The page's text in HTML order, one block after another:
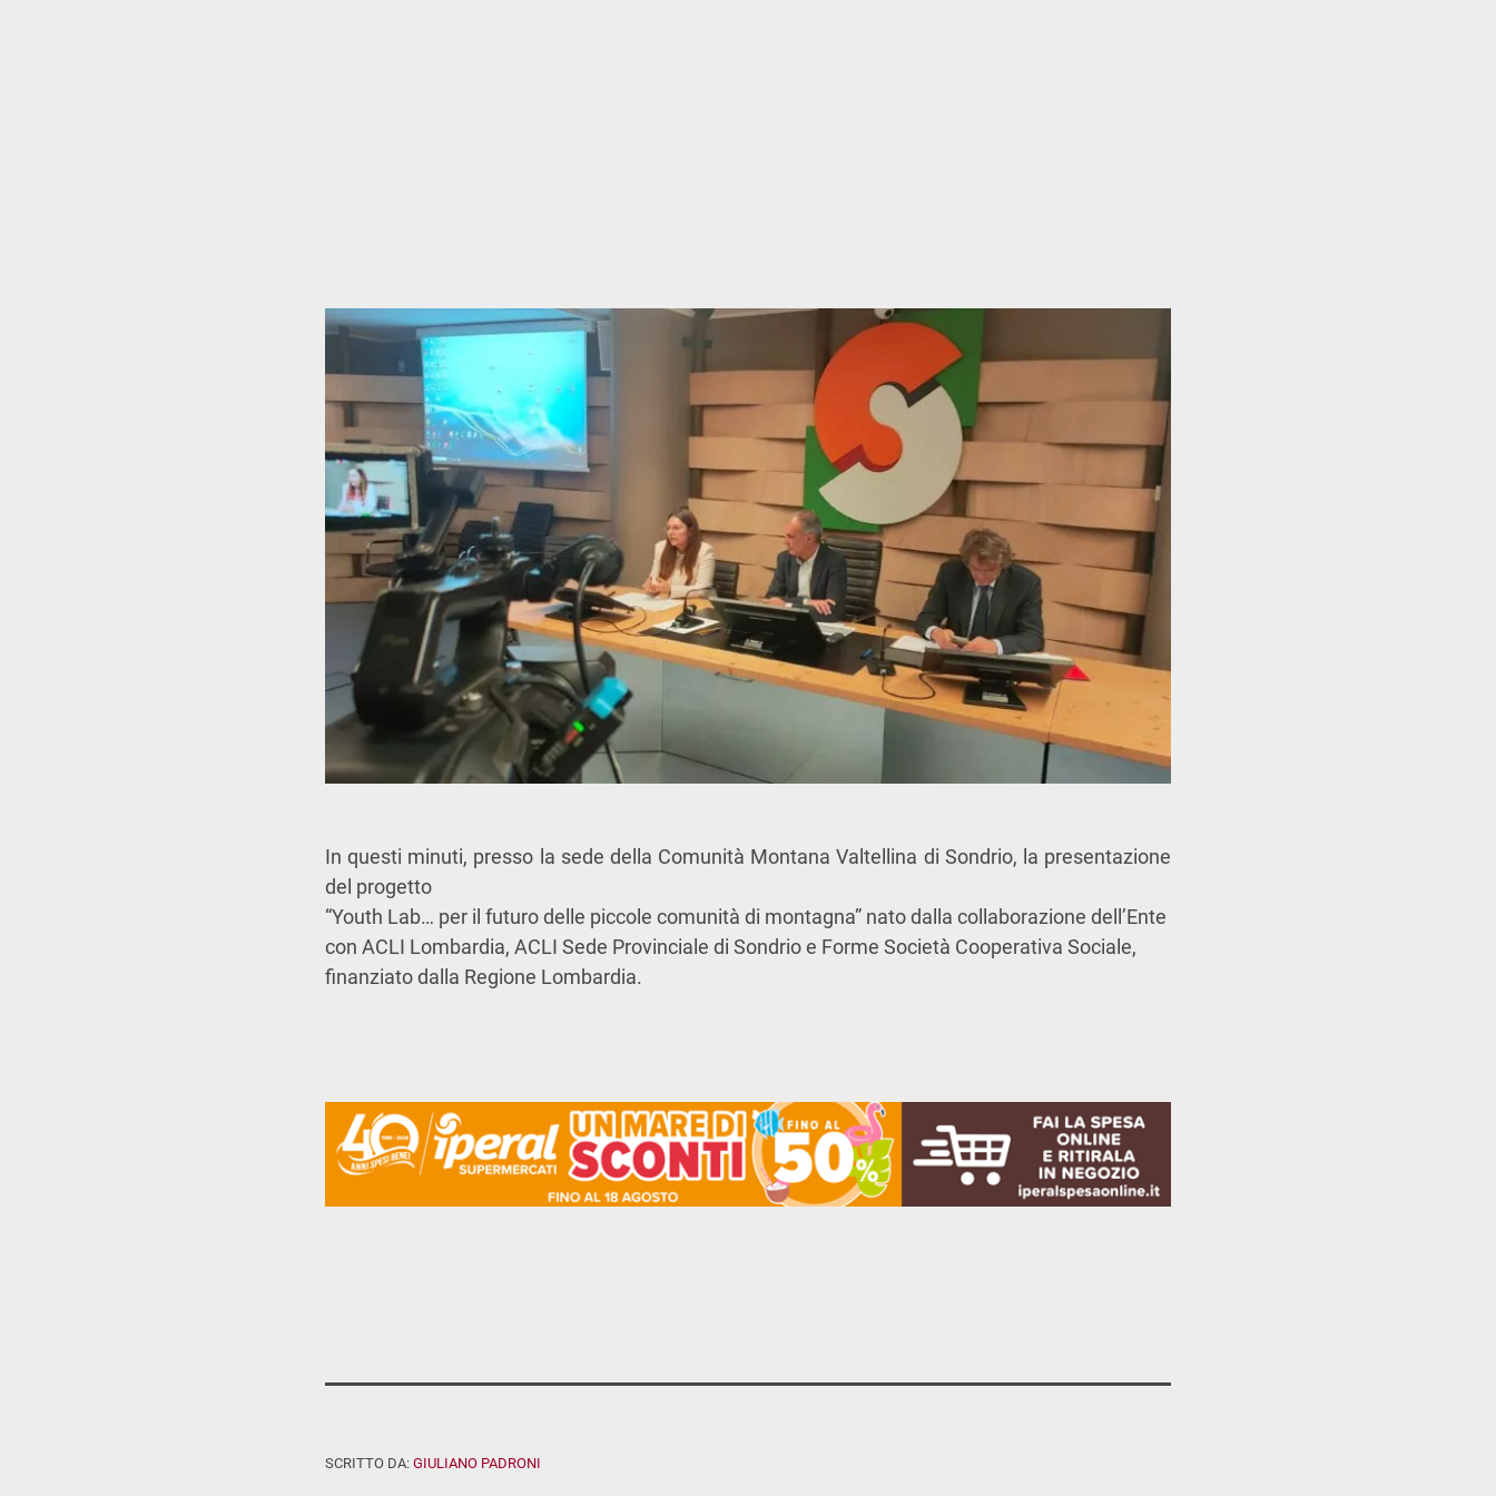
In questi minuti, presso la sede della Comunità Montana Valtellina di Sondrio, la presentazione
del progetto
“Youth Lab… per il futuro delle piccole comunità di montagna” nato dalla collaborazione dell’Ente
con ACLI Lombardia, ACLI Sede Provinciale di Sondrioe Forme Società Cooperativa Sociale,
finanziato dalla Regione Lombardia.
SCRITTO DA: GIULIANO PADRONI